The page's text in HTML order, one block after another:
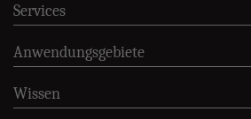
Services
Anwendungsgebiete
Wissen